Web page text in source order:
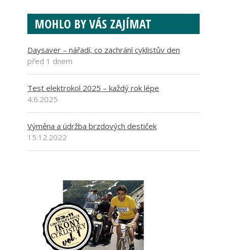
MOHLO BY VÁS ZAJÍMAT
Daysaver – nářadí, co zachrání cyklistův den
před 1 dnem
Test elektrokol 2025 – každý rok lépe
4.6.2025
Výměna a údržba brzdových destiček
15.12.2022